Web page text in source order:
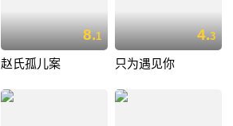
8.1
赵氏孤儿案
4.3
只为遇见你